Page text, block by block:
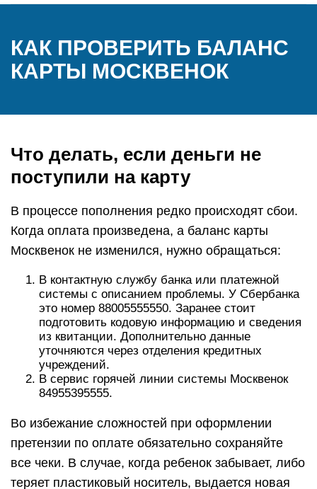
КАК ПРОВЕРИТЬ БАЛАНС
КАРТЫ МОСКВЕНОК
Что делать, если деньги не
поступили на карту
В процессе пополнения редко происходят сбои.
Когда оплата произведена, а баланс карты
Москвенок не изменился, нужно обращаться:
В контактную службу банка или платежной
системы с описанием проблемы. У Сбербанка
это номер 88005555550. Заранее стоит
подготовить кодовую информацию и сведения
из квитанции. Дополнительно данные
уточняются через отделения кредитных
учреждений.
В сервис горячей линии системы Москвенок
84955395555.
Во избежание сложностей при оформлении
претензии по оплате обязательно сохраняйте
все чеки. В случае, когда ребенок забывает, либо
теряет пластиковый носитель, выдается новая